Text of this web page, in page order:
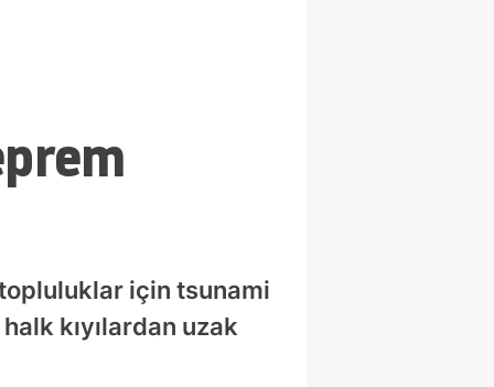
için tsunami
kıyılardan uzak